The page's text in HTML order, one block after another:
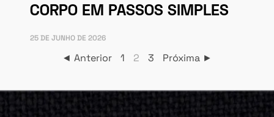
CORPO EM PASSOS SIMPLES
25 DE JUNHO DE 2026
◄ Anterior 1 2 3 Próxima ►